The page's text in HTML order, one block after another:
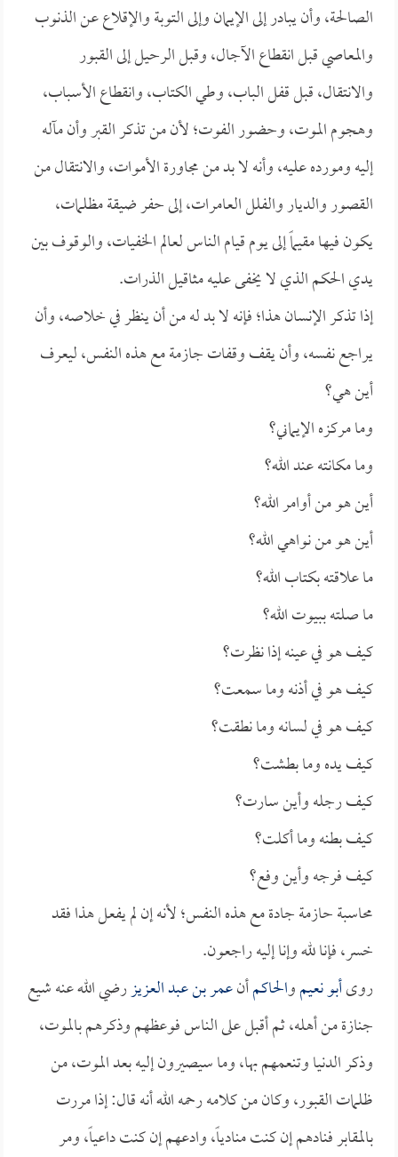
الصالحة، وأن يبادر إلى الإيمان وإلى التوبة والإقلاع عن الذنوب
والمعاصي قبل انقطاع الآجال، وقبل الرحيل إلى القبور
والانتقال، قبل قفل الباب، وطي الكتاب، وانقطاع الأسباب،
وهجوم الموت، وحضور الفوت؛ لأن من تذكر القبر وأن مآله
إليه ومورده عليه، وأنه لا بد من مجاورة الأموات، والانتقال من
القصور والديار والفلل العامرات، إلى حفر ضيقة مظلمات،
يكون فيها مقيماً إلى يوم قيام الناس لعالم الخفيات، والوقوف بين
يدي الحكم الذي لا يخفى عليه مثاقيل الذرات.
إذا تذكر الإنسان هذا؛ فإنه لا بد له من أن ينظر في خلاصه، وأن
يراجع نفسه، وأن يقف وقفات جازمة مع هذه النفس، ليعرف
أين هي؟
وما مركزه الإيماني؟
وما مكانته عند الله؟
أين هو من أوامر الله؟
أين هو من نواهي الله؟
ما علاقته بكتاب الله؟
ما صلته ببيوت الله؟
كيف هو في عينه إذا نظرت؟
كيف هو في أذنه وما سمعت؟
كيف هو في لسانه وما نطقت؟
كيف يده وما بطشت؟
كيف رجله وأين سارت؟
كيف بطنه وما أكلت؟
كيف فرجه وأين وفع؟
محاسبة حازمة جادة مع هذه النفس؛ لأنه إن لم يفعل هذا فقد
خسر، فإنا لله وإنا إليه راجعون.
روىأبو نعيموالحاكمأنعمر بن عبد العزيزرضي الله عنه شيع
جنازة من أهله، ثم أقبل على الناس فوعظهم وذكرهم بالموت،
وذكر الدنيا وتنعمهم بها، وما سيصيرون إليه بعد الموت، من
ظلمات القبور، وكان من كلامه رحمه الله أنه قال: إذا مررت
بالمقابر فنادهم إن كنت منادياً، وادعهم إن كنت داعياً، ومر